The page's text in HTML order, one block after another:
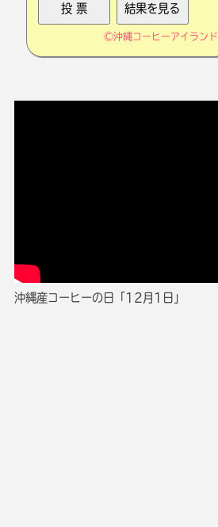
©沖縄コーヒーアイランド
沖縄産コーヒーの日「12月1日」